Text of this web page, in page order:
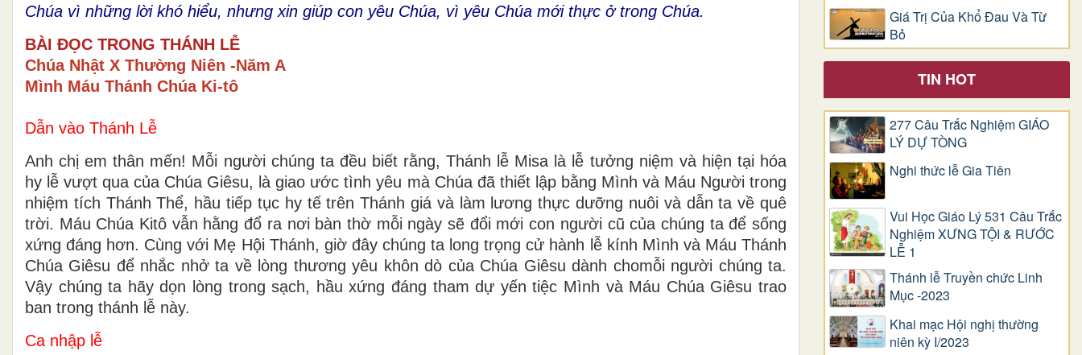
Chúa vì những lời khó hiểu, nhưng xin giúp con yêu Chúa, vì yêu Chúa mới thực ở trong Chúa.
BÀI ĐỌC TRONG THÁNH LỄ
Chúa Nhật X Thường Niên -Năm A
Mình Máu Thánh Chúa Ki-tô
Dẫn vào Thánh Lễ
Anh chị em thân mến! Mỗi người chúng ta đều biết rằng, Thánh lễ Misa là lễ tưởng niệm và hiện tại hóa
hy lễ vượt qua của Chúa Giêsu, là giao ước tình yêu mà Chúa đã thiết lập bằng Mình và Máu Người trong
nhiệm tích Thánh Thể, hầu tiếp tục hy tế trên Thánh giá và làm lương thực dưỡng nuôi và dẫn ta về quê
trời. Máu Chúa Kitô vẫn hằng đổ ra nơi bàn thờ mỗi ngày sẽ đổi mới con người cũ của chúng ta để sống
xứng đáng hơn. Cùng với Mẹ Hội Thánh, giờ đây chúng ta long trọng cử hành lễ kính Mình và Máu Thánh
Chúa Giêsu để nhắc nhở ta về lòng thương yêu khôn dò của Chúa Giêsu dành chomỗi người chúng ta.
Vậy chúng ta hãy dọn lòng trong sạch, hầu xứng đáng tham dự yến tiệc Mình và Máu Chúa Giêsu trao
ban trong thánh lễ này.
Ca nhập lễ
Giá Trị Của Khổ Ðau Và Từ
Bỏ
TIN HOT
277 Câu Trắc Nghiệm GIÁO
LÝ DỰ TÒNG
Nghi thức lễ Gia Tiên
Vui Học Giáo Lý 531 Câu Trắc
Nghiệm XƯNG TỘI & RƯỚC
LỄ 1
Thánh lễ Truyền chức Linh
Mục -2023
Khai mạc Hội nghị thường
niên kỳ I/2023